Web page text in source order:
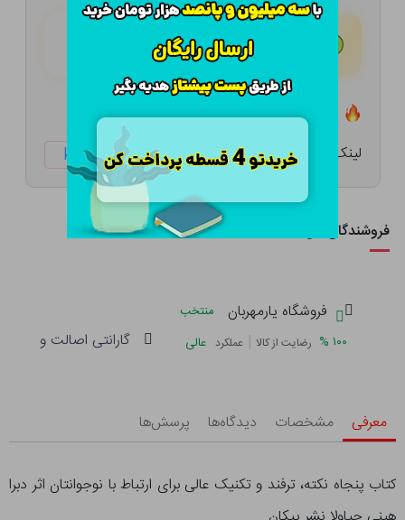
هـر قسط با تــرب‌پــی:
لینک کوتاه: ketabtala.com/sbp-28406
فروشندگان این کالا
فروشگاه یارمهربان
منتخب
۱۰۰ % رضایت از کالا | عملکرد عالی گارانتی اصالت و
معرفی مشخصات دیدگاه‌ها پرسش‌ها
کتاب پنجاه نکته، ترفند و تکنیک عالی برای ارتباط با نوجوانتان اثر دبرا